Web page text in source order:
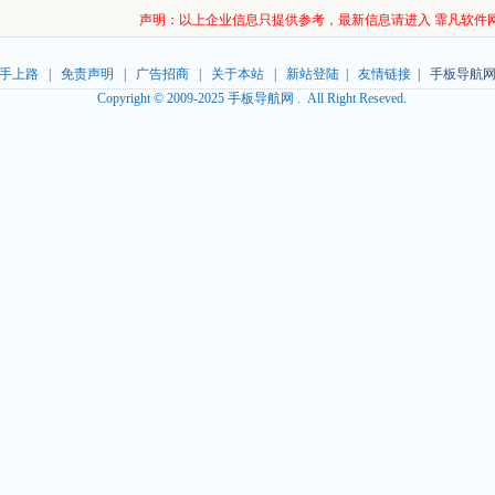
声明：以上企业信息只提供参考，最新信息请进入 霏凡软件
上路| 免责声明 广告招商| 关于本站| 新站登陆| 友情链接| 手板导航
Copyright © 2009-2025 手板导航网 . All Right Reseved.